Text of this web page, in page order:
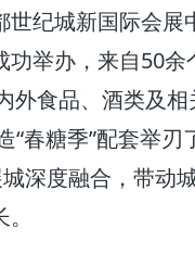
世纪城新国际会展
功举办，来自50余
外食品、酒类及相
“春糖季”配套举刃
深度融合，带动